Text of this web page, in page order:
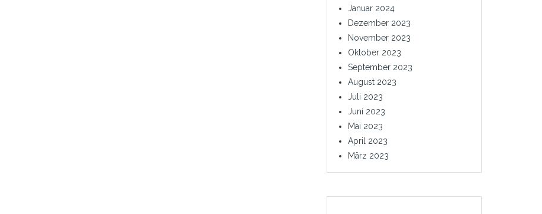
Januar 2024
Dezember 2023
November 2023
Oktober 2023
September 2023
August 2023
Juli 2023
Juni 2023
Mai 2023
April 2023
März 2023